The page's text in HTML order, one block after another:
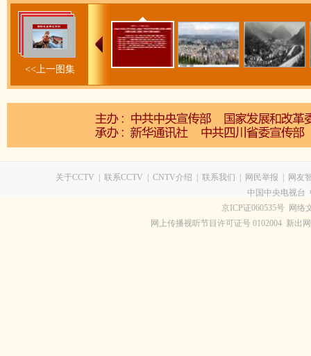
<<上一图集
关于CCTV 联系CCTV CNTV介绍 联系我们 网民举报
网友
中国中央电视台
京ICP证060535号
网络
网上传播视听节目许可证号 0102004 新出